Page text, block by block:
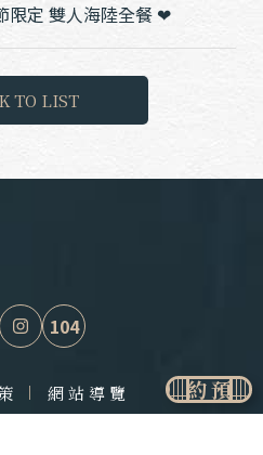
限定 雙人海陸全餐 ❤
TO LIST
104
網站導覽 預約